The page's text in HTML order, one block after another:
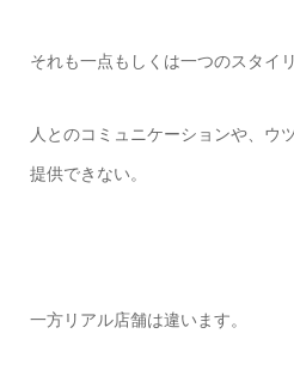
それも一点もしくは一つのスタイ
人とのコミュニケーションや、ウ
提供できない。
一方リアル店舗は違います。